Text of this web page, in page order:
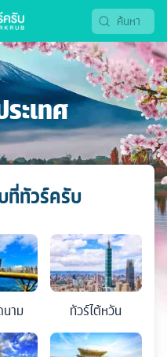
ะเทศ
ที่ทัวร์ครับ
นาม ทัวร์ไต้หวัน